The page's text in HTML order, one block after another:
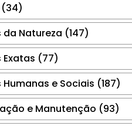
da Natureza (147)
Exatas (77)
e Sociais (187)
e Manutenção (93)